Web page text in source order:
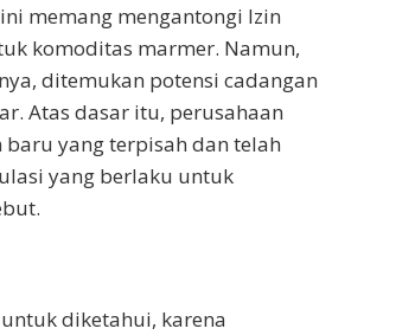
memang mengantongi Izin
komoditas marmer. Namun,
ditemukan potensi cadangan
Atas dasar itu, perusahaan
yang terpisah dan telah
yang berlaku untuk
diketahui, karena